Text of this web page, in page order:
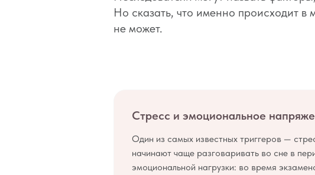
Но сказать, что именно происходит в
не может.
Стресс и эмоциональное
Один из самых известных триггеров —
начинают чаще разговаривать во сне в
эмоциональной нагрузки: во время